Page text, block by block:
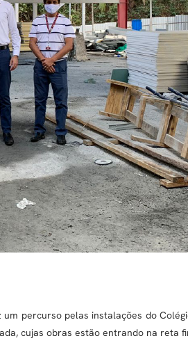
um percurso pelas instalações do
cujas obras estão entrando na reta